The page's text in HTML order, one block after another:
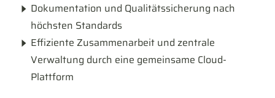
Dokumentation und Qualitätssicherung nach
höchsten Standards
Effiziente Zusammenarbeit und zentrale
Verwaltung durch eine gemeinsame Cloud-
Plattform